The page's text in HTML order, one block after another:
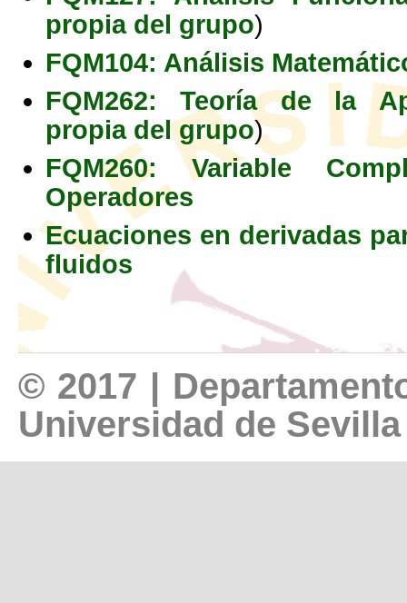
propia del grupo)
FQM104: Análisis
FQM262: Teoría de la
propia del grupo)
FQM260: Variable
Operadores
Ecuaciones en derivadas
fluidos
© 2017 |
Universidad de Sevilla